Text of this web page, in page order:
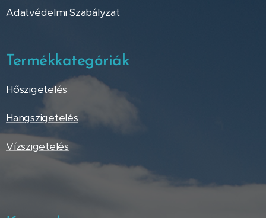
Adatvédelmi Szabályzat
Termékkategóriák
Hőszigetelés
Hangszigetelés
Vízszigetelés